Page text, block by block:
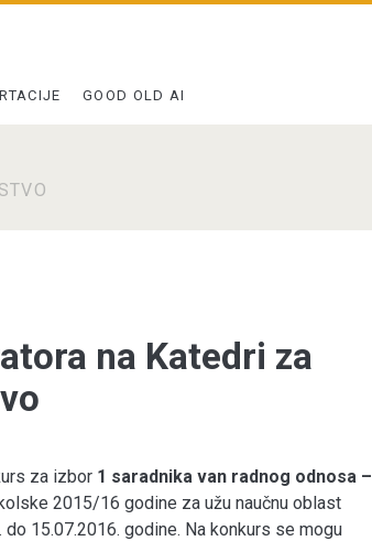
GOOD OLD AI
na Katedri za
za izbor 1 saradnika van radnog odnosa –
2015/16 godine za užu naučnu oblast
15.07.2016. godine. Na konkurs se mogu